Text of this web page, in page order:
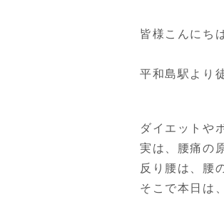
皆様こんにち
平和島駅より
ダイエットや
実は、腰痛の
反り腰は、腰
そこで本日は